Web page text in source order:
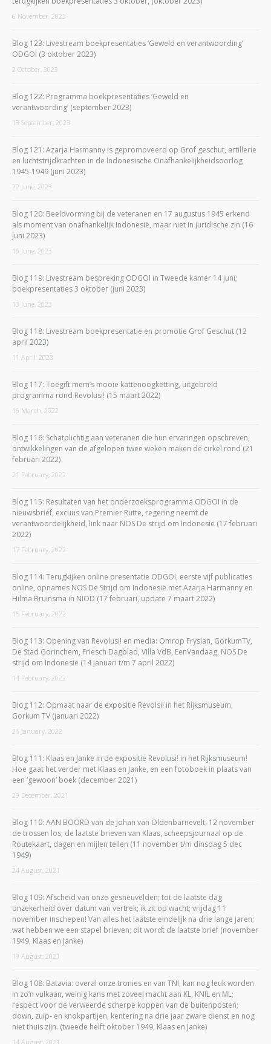
6 November, 2023
Blog 123: Livestream boekpresentaties ‘Geweld en verantwoording’
ODGOI (3 oktober 2023)
2 October, 2023
Blog 122: Programma boekpresentaties ‘Geweld en
verantwoording’ (september 2023)
13 September, 2023
Blog 121: Azarja Harmanny is gepromoveerd op Grof geschut, artillerie
en luchtstrijdkrachten in de Indonesische Onafhankelijkheidsoorlog
1945-1949 (juni 2023)
22 June, 2023
Blog 120: Beeldvorming bij de veteranen en 17 augustus 1945 erkend
als moment van onafhankelijk Indonesië, maar niet in juridische zin (16
juni 2023)
16 June, 2023
Blog 119: Livestream bespreking ODGOI in Tweede kamer 14 juni;
boekpresentaties 3 oktober (juni 2023)
13 June, 2023
Blog 118: Livestream boekpresentatie en promotie Grof Geschut (12
april 2023)
11 April, 2023
Blog 117: Toegift mem’s mooie kattenoogketting, uitgebreid
programma rond Revolusi! (15 maart 2022)
16 March, 2022
Blog 116: Schatplichtig aan veteranen die hun ervaringen opschreven,
ontwikkelingen van de afgelopen twee weken maken de cirkel rond (21
februari 2022)
21 February, 2022
Blog 115: Resultaten van het onderzoeksprogramma ODGOI in de
nieuwsbrief, excuus van Premier Rutte, regering neemt de
verantwoordelijkheid, link naar NOS De strijd om Indonesië (17 februari
2022)
17 February, 2022
Blog 114: Terugkijken online presentatie ODGOI, eerste vijf publicaties
online, opnames NOS De Strijd om Indonesië met Azarja Harmanny en
Hilma Bruinsma in NIOD (17 februari, update 7 maart 2022)
15 February, 2022
Blog 113: Opening van Revolusi! en media: Omrop Fryslan, GorkumTV,
De Stad Gorinchem, Friesch Dagblad, Villa VdB, EenVandaag, NOS De
strijd om Indonesië (14 januari t/m 7 april 2022)
14 February, 2022
Blog 112: Opmaat naar de expositie Revolsi! in het Rijksmuseum,
Gorkum TV (januari 2022)
26 January, 2022
Blog 111: Klaas en Janke in de expositie Revolusi! in het Rijksmuseum!
Hoe gaat het verder met Klaas en Janke, en een fotoboek in plaats van
een ‘gewoon’ boek (december 2021)
29 December, 2021
Blog 110: AAN BOORD van de Johan van Oldenbarnevelt, 12 november
de trossen los; de laatste brieven van Klaas, scheepsjournaal op de
Routekaart, dagen en mijlen tellen (11 november t/m dinsdag 5 dec
1949)
24 August, 2021
Blog 109: Afscheid van onze gesneuvelden; tot de laatste dag
onzekerheid over datum van vertrek; ik zit op wacht; vrijdag 11
november inschepen! Van alles het laatste eindelijk na drie lange jaren;
wat hebben we een stapel brieven; dit wordt de laatste brief (november
1949, Klaas en Janke)
19 August, 2021
Blog 108: Batavia: overal onze tronies en van TNI, kan nog leuk worden
in zo’n vulkaan, weinig kans met zoveel macht aan KL, KNIL en ML;
respect voor de verweerde scherpe koppen van de buitenposten;
down, zuip- en knokpartijen, kentering na drie jaar zware dienst en nog
niet thuis zijn. (tweede helft oktober 1949, Klaas en Janke)
14 August, 2021